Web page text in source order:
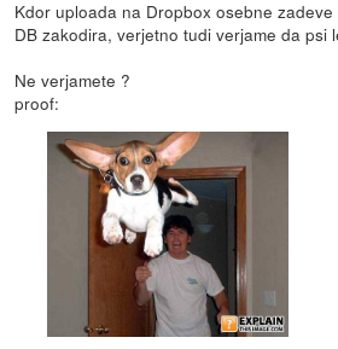
Kdor uploada na Dropbox osebne
DB zakodira, verjetno tudi verjame da psi
Ne verjamete ?
proof: